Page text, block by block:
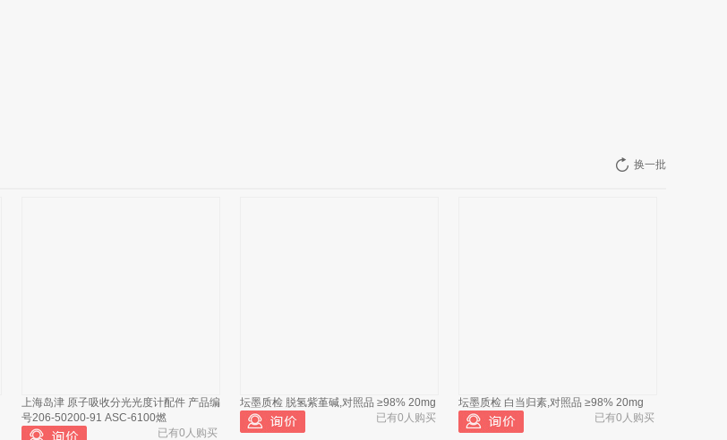
换一批
上海岛津 原子吸收分光光度计配件 产品编
号206-50200-91 ASC-6100燃
已有0人购买
坛墨质检 脱氢紫堇碱,对照品 ≥98% 20mg
已有0人购买
坛墨质检 白当归素,对照品 ≥98% 20mg
已有0人购买